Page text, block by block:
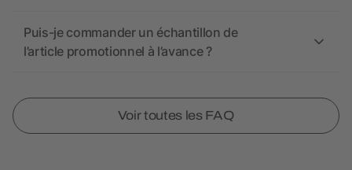
Puis-je commander un échantillon de
l’article promotionnel à l’avance ?
Voir toutes les FAQ